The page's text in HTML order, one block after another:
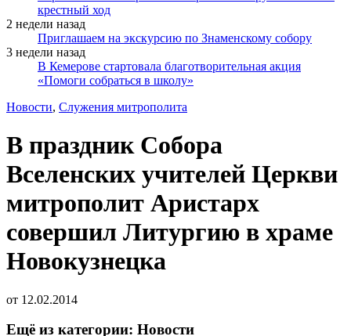
крестный ход
2 недели назад
Приглашаем на экскурсию по Знаменскому собору
3 недели назад
В Кемерове стартовала благотворительная акция
«Помоги собраться в школу»
Новости, Служения митрополита
В праздник Собора
Вселенских учителей Церкви
митрополит Аристарх
совершил Литургию в храме
Новокузнецка
от 12.02.2014
Ещё из категории: Новости